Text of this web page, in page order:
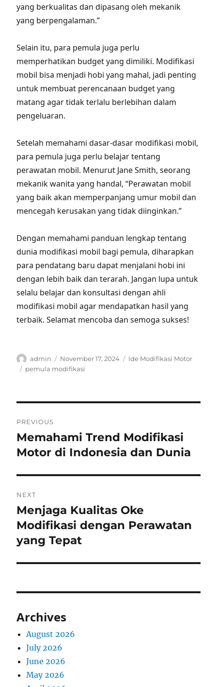
yang berkualitas dan dipasang oleh mekanik
yang berpengalaman.”
Selain itu, para pemula juga perlu
memperhatikan budget yang dimiliki. Modifikasi
mobil bisa menjadi hobi yang mahal, jadi penting
untuk membuat perencanaan budget yang
matang agar tidak terlalu berlebihan dalam
pengeluaran.
Setelah memahami dasar-dasar modifikasi mobil,
para pemula juga perlu belajar tentang
perawatan mobil. Menurut Jane Smith, seorang
mekanik wanita yang handal, “Perawatan mobil
yang baik akan memperpanjang umur mobil dan
mencegah kerusakan yang tidak diinginkan.”
Dengan memahami panduan lengkap tentang
dunia modifikasi mobil bagi pemula, diharapkan
para pendatang baru dapat menjalani hobi ini
dengan lebih baik dan terarah. Jangan lupa untuk
selalu belajar dan konsultasi dengan ahli
modifikasi mobil agar mendapatkan hasil yang
terbaik. Selamat mencoba dan semoga sukses!
Author
admin
Posted
on
November 17, 2024 Categories
Ide Modifikasi Motor
Tags
pemula modifikasi
navigation
PREVIOUS
Previous
post:
Memahami Trend Modifikasi
Motor di Indonesia dan Dunia
NEXT
Next
post:
Menjaga Kualitas Oke
Modifikasi dengan Perawatan
yang Tepat
Archives
August 2026
July 2026
June 2026
May 2026